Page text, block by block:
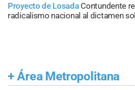
Proyecto de Losada Contundente
radicalismo nacional al dictamen
+ Área Metropolitana